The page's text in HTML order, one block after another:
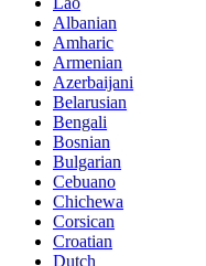
Albanian
Amharic
Armenian
Azerbaijani
Belarusian
Bengali
Bosnian
Bulgarian
Cebuano
Chichewa
Corsican
Croatian
Dutch